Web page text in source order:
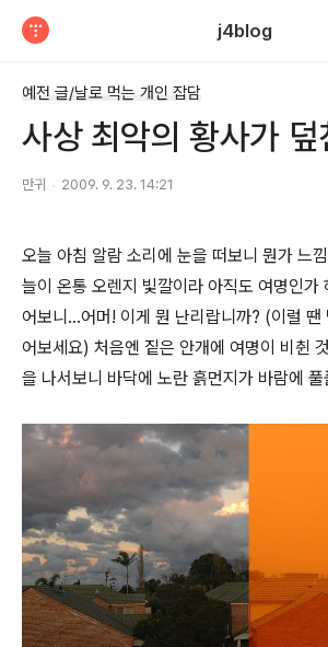
j4blog
예전 글/날로 먹는 개인 잡담
사상 최악의 황사가 덮
만귀 2009. 9. 23. 14:21
오늘 아침 알람 소리에 눈을 떠보니 뭔가 느
늘이 온통 오렌지 빛깔이라 아직도 여명인가
어보니...어머! 이게 뭔 난리랍니까? (이럴 땐
어보세요) 처음엔 짙은 안개에 여명이 비췬
을 나서보니 바닥에 노란 흙먼지가 바람에